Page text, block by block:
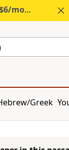
Start
Greek